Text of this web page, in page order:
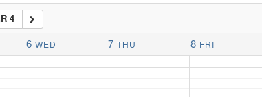
4
6 WED 7 THU 8 FRI